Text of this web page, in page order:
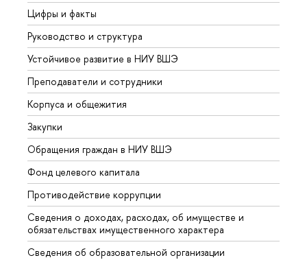
Цифры и факты
Руководство и структура
Устойчивое развитие в НИУ ВШЭ
Преподаватели и сотрудники
Корпуса и общежития
Закупки
Обращения граждан в НИУ ВШЭ
Фонд целевого капитала
Противодействие коррупции
Сведения о доходах, расходах, об имуществе и
обязательствах имущественного характера
Сведения об образовательной организации